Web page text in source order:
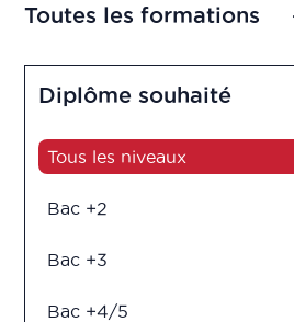
Toutes les formations
Diplôme souhaité
Tous les niveaux
Bac +2
Bac +3
Bac +4/5